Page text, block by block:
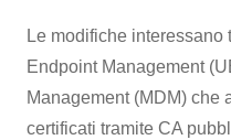
Le modifiche interessano
Endpoint Management
Management (MDM) che
certificati tramite CA